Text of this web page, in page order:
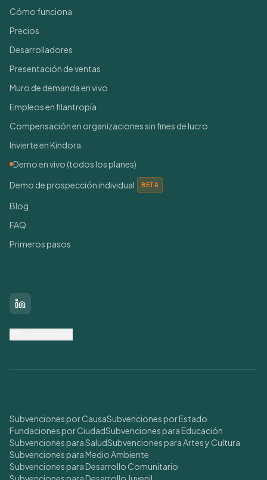
Cómo funciona
Precios
Desarrolladores
Presentación de ventas
Muro de demanda en vivo
Empleos en filantropía
Compensación en organizaciones sin fines de lucro
Invierte en Kindora
Demo en vivo (todos los planes)
Demo de prospección individual
BETA
Blog
FAQ
Primeros pasos
LinkedIn
Subvenciones por CausaSubvenciones por Estado
Fundaciones por CiudadSubvenciones para Educación
Subvenciones para SaludSubvenciones para Artes y Cultura
Subvenciones para Medio Ambiente
Subvenciones para Desarrollo Comunitario